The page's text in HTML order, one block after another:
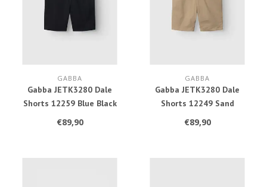
GABBA
Gabba JETK3280 Dale
Shorts 12259 Blue Black
€89,90
GABBA
Gabba JETK3280 Dale
Shorts 12249 Sand
€89,90